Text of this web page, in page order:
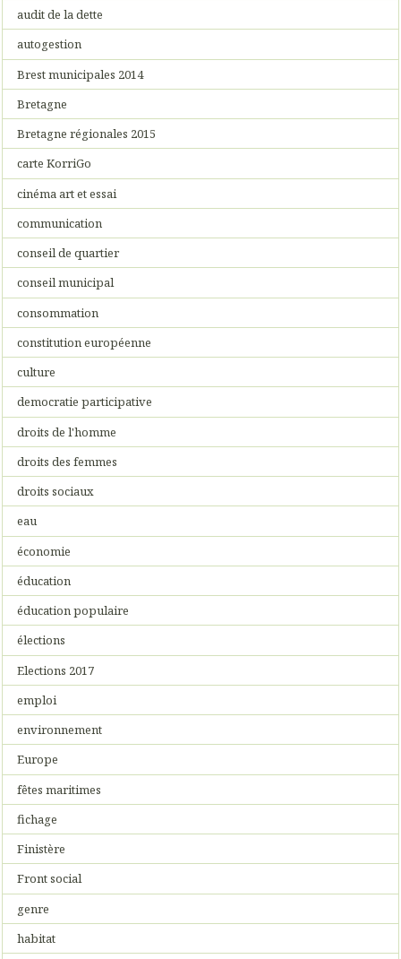
audit de la dette
autogestion
Brest municipales 2014
Bretagne
Bretagne régionales 2015
carte KorriGo
cinéma art et essai
communication
conseil de quartier
conseil municipal
consommation
constitution européenne
culture
democratie participative
droits de l'homme
droits des femmes
droits sociaux
eau
économie
éducation
éducation populaire
élections
Elections 2017
emploi
environnement
Europe
fêtes maritimes
fichage
Finistère
Front social
genre
habitat